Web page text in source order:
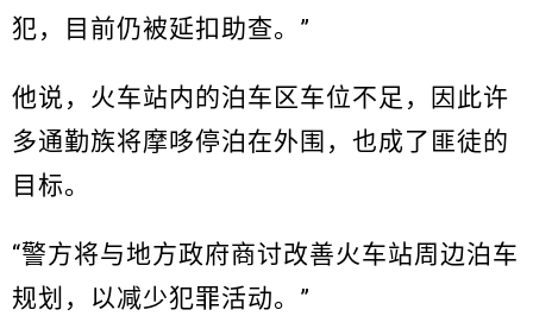
犯，目前仍被延扣助查。”
他说，火车站内的泊车区车位不足，因此许
多通勤族将摩哆停泊在外围，也成了匪徒的
目标。
“警方将与地方政府商讨改善火车站周边泊车
规划，以减少犯罪活动。”